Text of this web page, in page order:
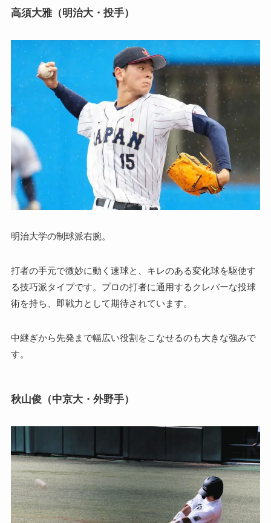
高須大雅（明治大・投手）
明治大学の制球派右腕。
打者の手元で微妙に動く速球と、キレのある変化球を駆使す
る技巧派タイプです。プロの打者に通用するクレバーな投球
術を持ち、即戦力として期待されています。
中継ぎから先発まで幅広い役割をこなせるのも大きな強みで
す。
秋山俊（中京大・外野手）